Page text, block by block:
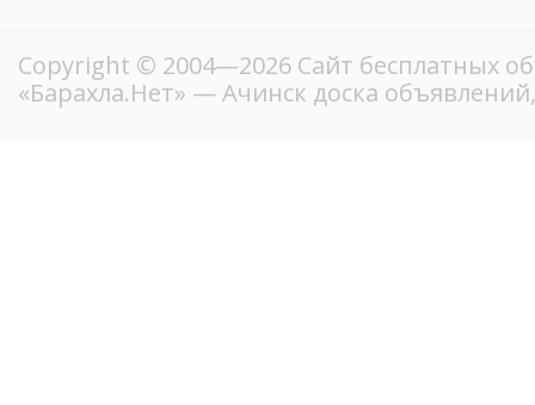
Copyright © 2004—2026 Сайт бесплатных
«Барахла.Нет» — Ачинск доска